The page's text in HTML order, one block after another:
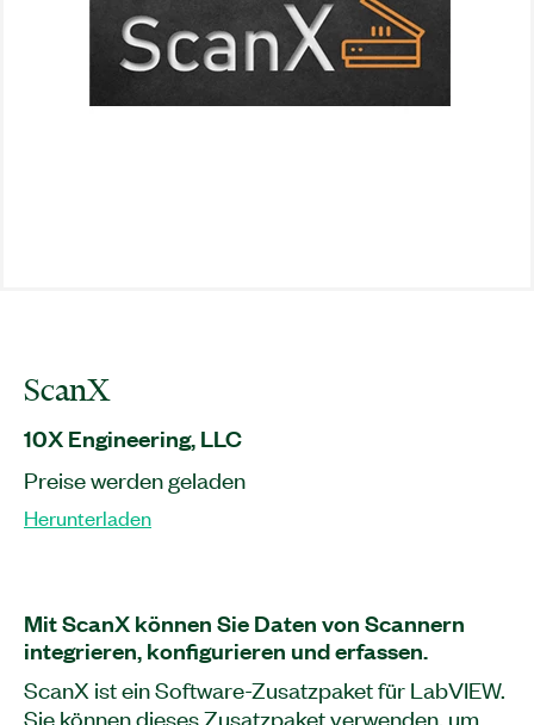
ScanX
10X Engineering, LLC
Preise werden geladen
Herunterladen
Mit ScanX können Sie Daten von Scannern
integrieren, konfigurieren und erfassen.
ScanX ist ein Software-Zusatzpaket für LabVIEW.
Sie können dieses Zusatzpaket verwenden, um